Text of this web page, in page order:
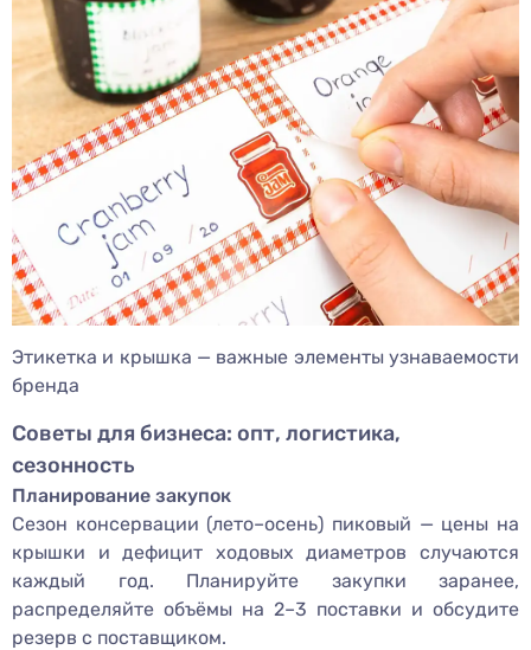
Этикетка и крышка — важные элементы узнаваемости
бренда
Советы для бизнеса: опт, логистика,
сезонность
Планирование закупок
Сезон консервации (лето–осень) пиковый — цены на
крышки и дефицит ходовых диаметров случаются
каждый год. Планируйте закупки заранее,
распределяйте объёмы на 2–3 поставки и обсудите
резерв с поставщиком.